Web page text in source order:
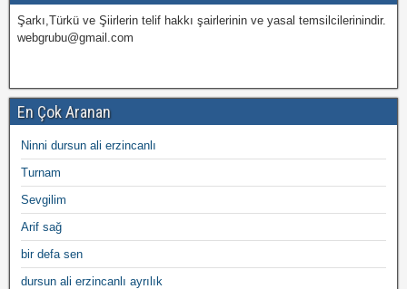
Şarkı,Türkü ve Şiirlerin telif hakkı şairlerinin ve yasal temsilcilerinindir.
webgrubu@gmail.com
En Çok Aranan
Ninni dursun ali erzincanlı
Turnam
Sevgilim
Arif sağ
bir defa sen
dursun ali erzincanlı ayrılık